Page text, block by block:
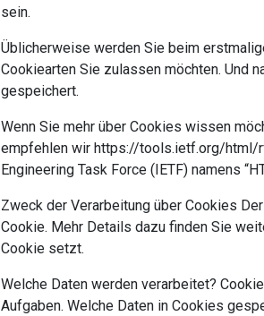
sein.
Üblicherweise werden Sie beim
Cookiearten Sie zulassen möchten. Und
gespeichert.
Wenn Sie mehr über Cookies wissen
empfehlen wir https://tools.ietf.org/html/
Engineering Task Force (IETF) namens
Zweck der Verarbeitung über Cookies
Cookie. Mehr Details dazu finden Sie
Cookie setzt.
Welche Daten werden verarbeitet?
Aufgaben. Welche Daten in Cookies